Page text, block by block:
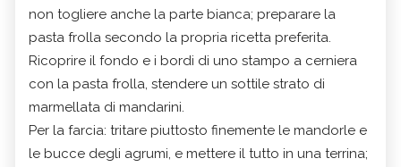
non togliere anche la parte bianca; preparare la
pasta frolla secondo la propria ricetta preferita.
Ricoprire il fondo e i bordi di uno stampo a cerniera
con la pasta frolla, stendere un sottile strato di
marmellata di mandarini.
Per la farcia: tritare piuttosto finemente le mandorle e
le bucce degli agrumi, e mettere il tutto in una terrina;